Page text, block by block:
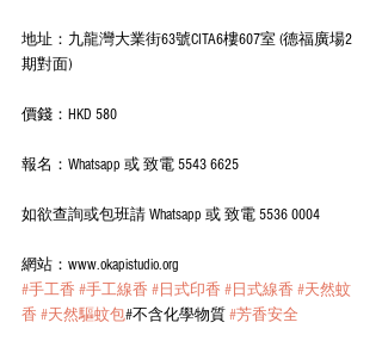
地址：九龍灣大業街63號CITA6樓607室 (德福廣場2
期對面)
價錢：HKD 580
報名：Whatsapp 或 致電 5543 6625
如欲查詢或包班請 Whatsapp 或 致電 5536 0004
網站：www.okapistudio.org
#手工香 #手工線香 #日式印香 #日式線香 #天然蚊
香 #天然驅蚊包#不含化學物質 #芳香安全